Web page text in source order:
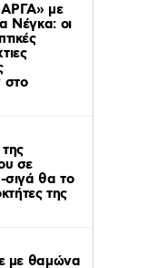
με
Νέγκα: οι
στο
σε
σιγά θα το
της
με θαμώνα